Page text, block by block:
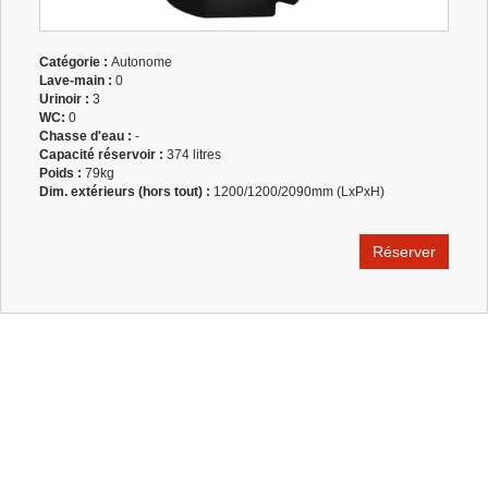
Catégorie : Autonome
Lave-main : 0
Urinoir : 3
WC: 0
Chasse d'eau : -
Capacité réservoir : 374 litres
Poids : 79kg
Dim. extérieurs (hors tout) : 1200/1200/2090mm (LxPxH)
Réserver